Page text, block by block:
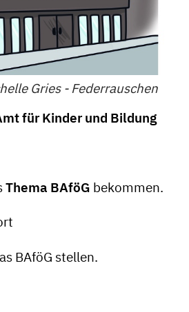
Gries - Federrauschen
für Kinder und Bildung
Thema BAföG bekommen.
BAföG stellen.